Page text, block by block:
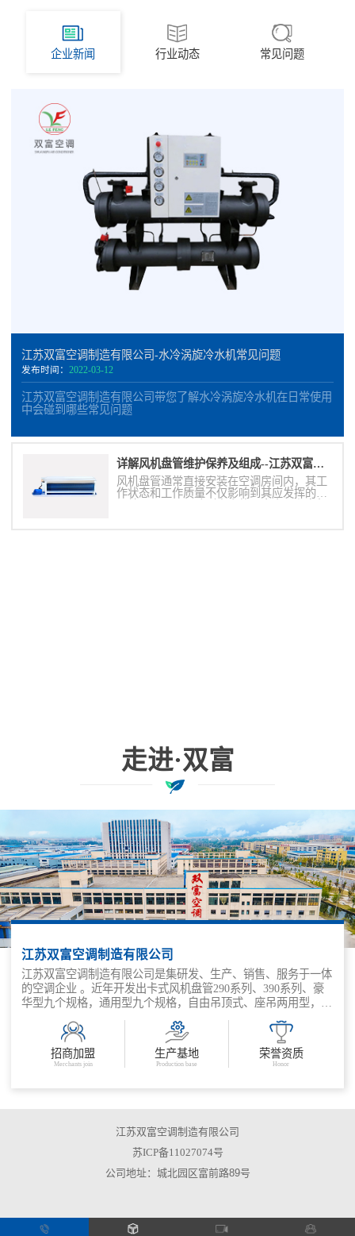
企业新闻 行业动态 常见问题
江苏双富空调制造有限公司-水冷涡旋冷水机常见问题
发布时间： 2022-03-12
江苏双富空调制造有限公司带您了解水冷涡旋冷水机在日常使用
中会碰到哪些常见问题
详解风机盘管维护保养及组成--江苏双富空调制造有限公司
风机盘管通常直接安装在空调房间内，其工
作状态和工作质量不仅影响到其应发挥的空
走进·双富
江苏双富空调制造有限公司
江苏双富空调制造有限公司是集研发、生产、销售、服务于一体
的空调企业 。近年开发出卡式风机盘管290系列、390系列、豪
华型九个规格，通用型九个规格，自由吊顶式、座吊两用型，适
合家用超薄型系列等多种规格、型号的产品，能满足不同消费群
体的各种需求。主要生产YG、YZ、YL、YFP 型等系列的空调
及空调机房各种配件、各种规格的风机盘管机组、新风机组、防
火阀、CJT 阻尼弹簧减振器、各种型号的阻尼弹簧减振吊架、铝
调机组并承包空调、净化、冷冻系统的设计、施工、调试。 公
招商加盟
Merchants join
生产基地
Production base
荣誉资质
Honor
江苏双富空调制造有限公司
苏ICP备11027074号
公司地址：城北园区富前路89号